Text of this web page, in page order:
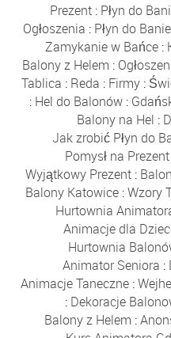
Prezent : Płyn do
Ogłoszenia : Płyn do
Zamykanie w Bańce :
Balony z Helem :
Tablica : Reda : Firmy:
: Hel do Balonów:
Balony na Hel :
Jak zrobić Płyn do
Pomysł na Prezent
Wyjątkowy Prezent:
Balony Katowice:Wzory
Hurtownia
Animacje dla
Hurtownia
Animator Seniora :
Animacje Taneczne :
: Dekoracje
Balony z Helem :